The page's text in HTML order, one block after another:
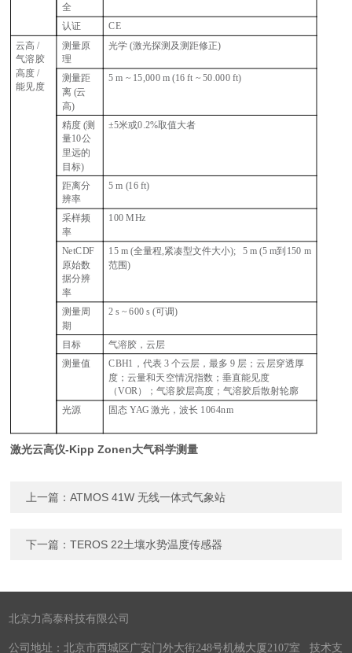
全
认证
CE
云高 /
气溶胶
高度 /
能见度
测量原
理
光学 (激光探测及测距修正)
测量距
离 (云
高)
5 m ~ 15,000 m (16 ft ~ 50.000 ft)
精度 (测
量10公
里远的
目标)
±5米或0.2%取值大者
距离分
辨率
5 m (16 ft)
采样频
率
100 MHz
NetCDF
原始数
据分辨
率
15 m (全量程,紧凑型文件大小); 5 m (5 m到150 m
范围)
测量周
期
2 s ~ 600 s (可调)
目标
气溶胶，云层
测量值
CBH1 ，代表 3 个云层，最多 9 层；云层穿透厚
度；云量和天空情况指数；垂直能见度
（VOR）；气溶胶层高度；气溶胶后散射轮廓
光源
固态 YAG 激光，波长 1064nm
激光云高仪-Kipp Zonen大气科学测量
上一篇：ATMOS 41W 无线一体式气象站
下一篇：TEROS 22土壤水势温度传感器
北京力高泰科技有限公司
公司地址：北京市西城区广安门外大街248号机械大厦2107室 技术支